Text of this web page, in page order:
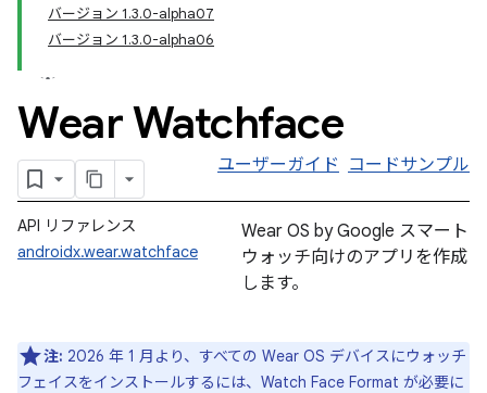
バージョン 1.3.0-alpha07
バージョン 1.3.0-alpha06
Wear Watchface
ユーザーガイド コードサンプル
API リファレンス
androidx.wear.watchface
Wear OS by Google スマート
ウォッチ向けのアプリを作成
します。
注: 2026 年 1 月より、すべての Wear OS デバイスにウォッチ
フェイスをインストールするには、Watch Face Format が必要に